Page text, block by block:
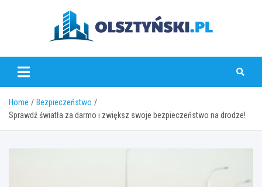
olsztynski.pl
Home
Bezpieczeństwo
Sprawdź światła za darmo i zwiększ swoje bezpieczeństwo na drodze!